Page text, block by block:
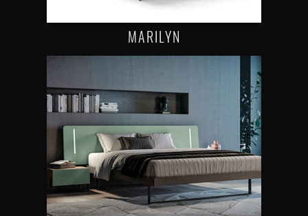
MARILYN